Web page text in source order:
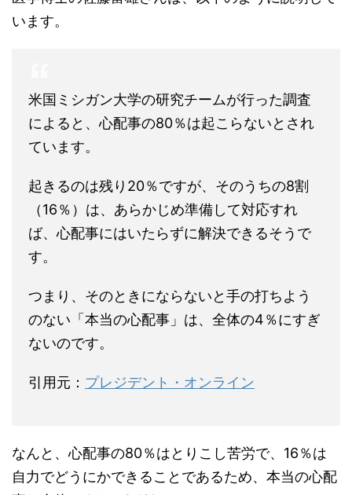
います。
米国ミシガン大学の研究チームが行った調査
によると、心配事の80％は起こらないとされ
ています。
起きるのは残り20％ですが、そのうちの8割
（16％）は、あらかじめ準備して対応すれ
ば、心配事にはいたらずに解決できるそうで
す。
つまり、そのときにならないと手の打ちよう
のない「本当の心配事」は、全体の4％にすぎ
ないのです。
引用元： プレジデント・オンライン
なんと、心配事の80％はとりこし苦労で、16％は
自力でどうにかできることであるため、本当の心配